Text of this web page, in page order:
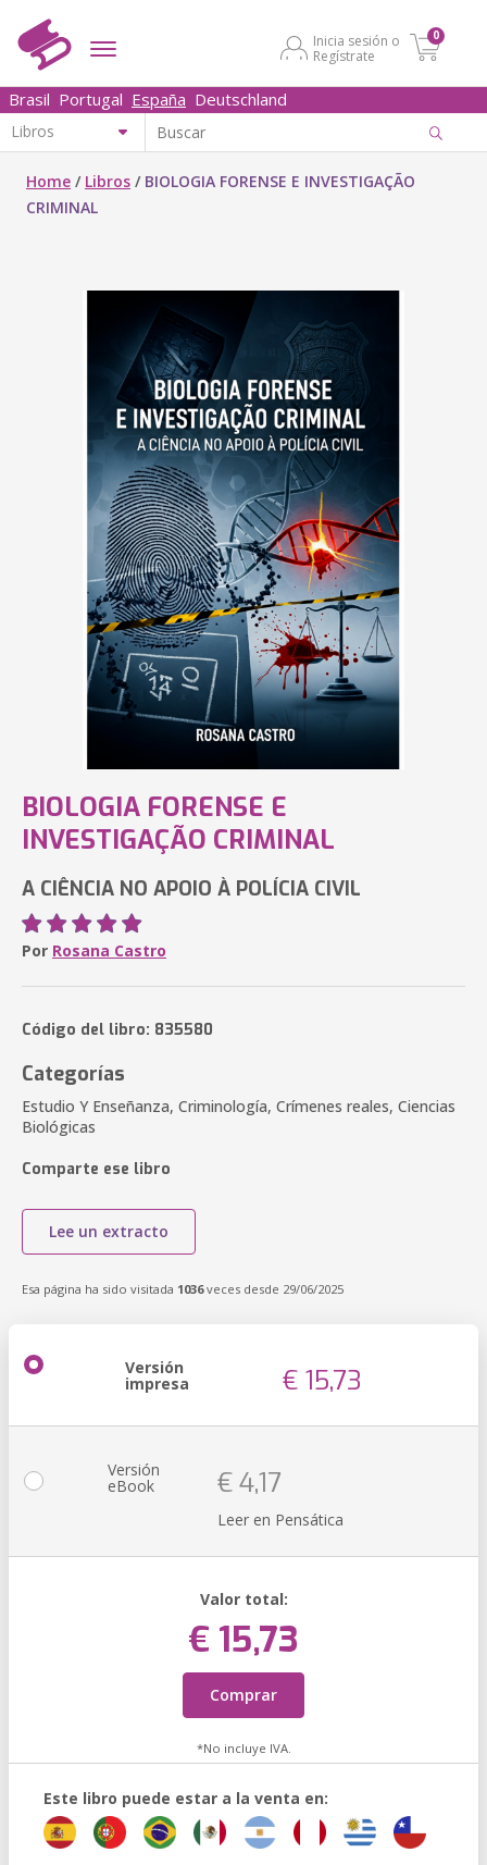
Inicia sesión o
Regístrate
0
Brasil Portugal España Deutschland
Home / Libros / BIOLOGIA FORENSE E INVESTIGAÇÃO
CRIMINAL
BIOLOGIA FORENSE E
INVESTIGAÇÃO CRIMINAL
A CIÊNCIA NO APOIO À POLÍCIA CIVIL
Por Rosana Castro
Código del libro: 835580
Categorías
Estudio Y Enseñanza, Criminología, Crímenes reales, Ciencias
Biológicas
Comparte ese libro
Lee un extracto
Esa página ha sido visitada 1036veces desde 29/06/2025
Versión
impresa € 15,73
Versión
eBook € 4,17
Leer en Pensática
Valor total:
€ 15,73
Comprar
*No incluye IVA.
Este libro puede estar a la venta en: